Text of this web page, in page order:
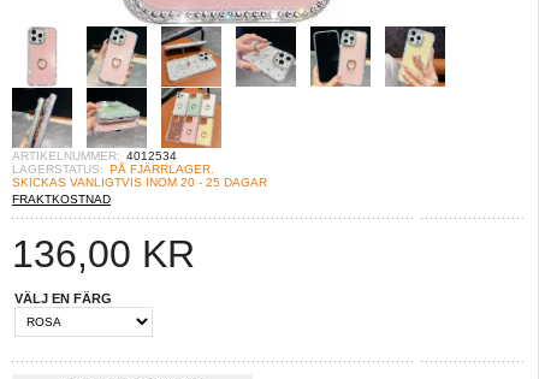
ARTIKELNUMMER: 4012534
LAGERSTATUS: PÅ FJÄRRLAGER.
SKICKAS VANLIGTVIS INOM 20 - 25 DAGAR
FRAKTKOSTNAD
136,00 KR
VÄLJ EN FÄRG